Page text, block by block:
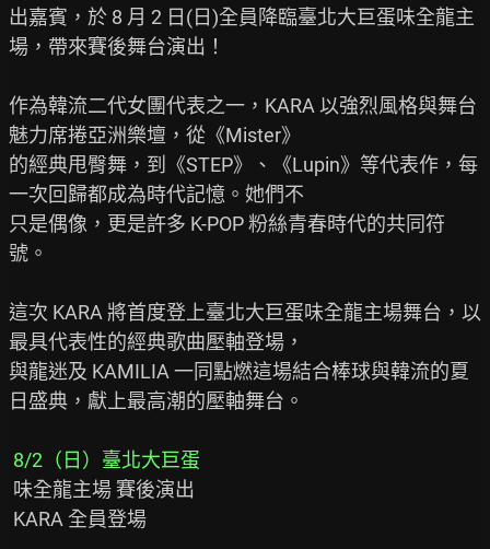
出嘉賓，於 8 月 2 日(日)全員降臨臺北大巨蛋味全龍主
場，帶來賽後舞台演出！
作為韓流二代女團代表之一，KARA 以強烈風格與舞台
魅力席捲亞洲樂壇，從《Mister》
的經典甩臀舞，到《STEP》、《Lupin》等代表作，每
一次回歸都成為時代記憶。她們不
只是偶像，更是許多 K-POP 粉絲青春時代的共同符
號。
這次 KARA 將首度登上臺北大巨蛋味全龍主場舞台，以
最具代表性的經典歌曲壓軸登場，
與龍迷及 KAMILIA 一同點燃這場結合棒球與韓流的夏
日盛典，獻上最高潮的壓軸舞台。
8/2（日）臺北大巨蛋